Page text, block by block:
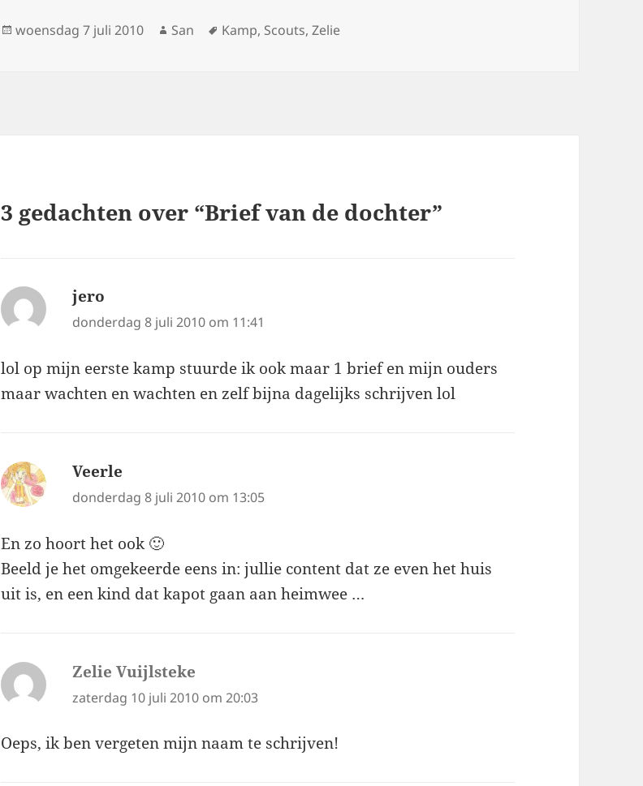
Geplaatst
woensdag 7 juli 2010 Auteur
San Tags
Kamp, Scouts,Zelie
3 gedachten over “Brief van de dochter”
jero
donderdag 8 juli 2010 om 11:41
lol op mijn eerste kamp stuurde ik ook maar 1 brief en mijn ouders
maar wachten en wachten en zelf bijna dagelijks schrijven lol
Veerle
donderdag 8 juli 2010 om 13:05
En zo hoort het ook 🙂
Beeld je het omgekeerde eens in: jullie content dat ze even het huis
uit is, en een kind dat kapot gaan aan heimwee …
Zelie Vuijlsteke
zaterdag 10 juli 2010 om 20:03
Oeps, ik ben vergeten mijn naam te schrijven!